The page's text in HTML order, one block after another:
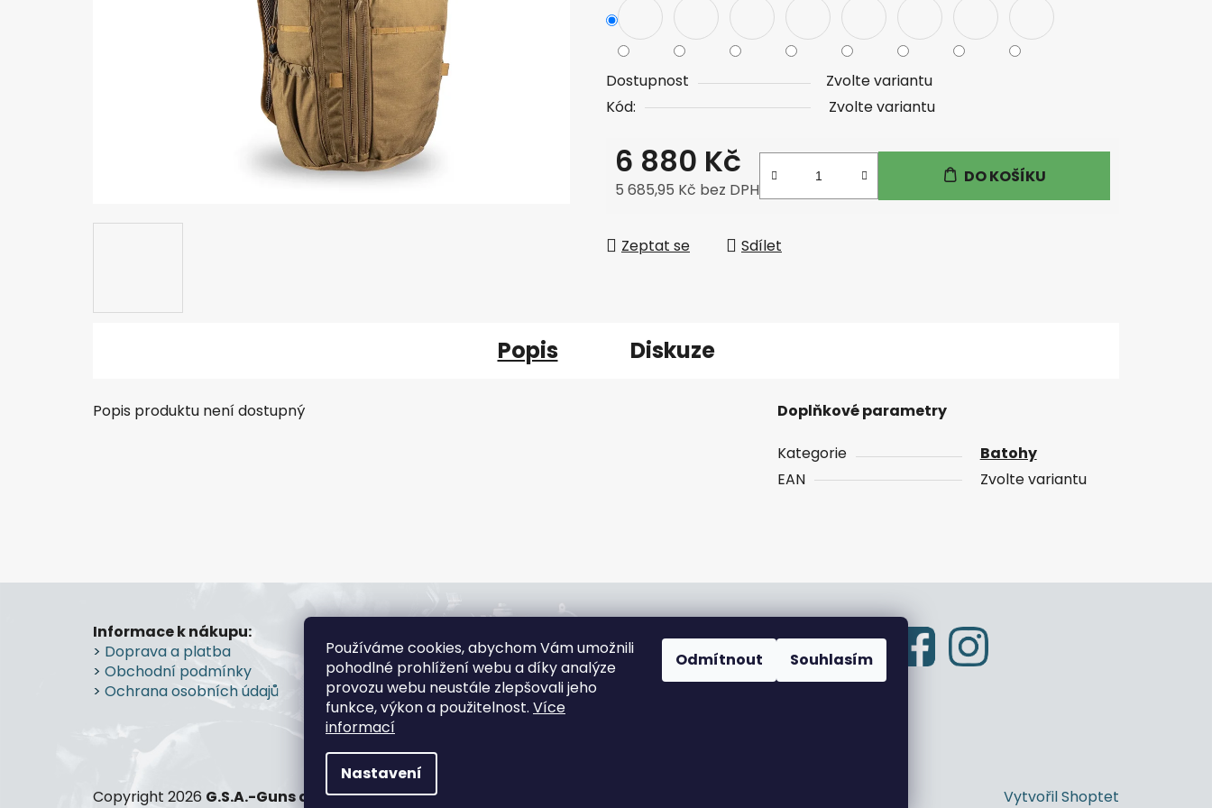
Používáme cookies, abychom Vám umožnili
pohodlné prohlížení webu a díky analýze
provozu webu neustále zlepšovali jeho
funkce, výkon a použitelnost. Více
informací
Nastavení
Odmítnout Souhlasím
Dostupnost
Zvolte variantu
Kód:
Zvolte variantu
6 880 Kč
5 685,95 Kč bez DPH
DO KOŠÍKU
Zeptat se Sdílet
Popis Diskuze
Popis produktu není dostupný Doplňkové parametry
Kategorie
Batohy
EAN
Zvolte variantu
Informace k nákupu:
> Doprava a platba
> Obchodní podmínky
> Ochrana osobních údajů
Průmyslová 4544/1c,
Prostějov
>Více informací
+420 608 166 670
gsa@gsa-shop.cz
Vytvořil Shoptet
Copyright 2026 G.S.A.-Guns and Shooting Accessories